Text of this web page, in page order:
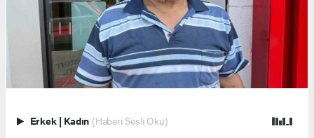
Erkek | Kadın (Haberi Sesli Oku)